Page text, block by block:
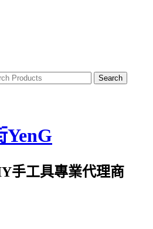
YenG
手工具專業代理商